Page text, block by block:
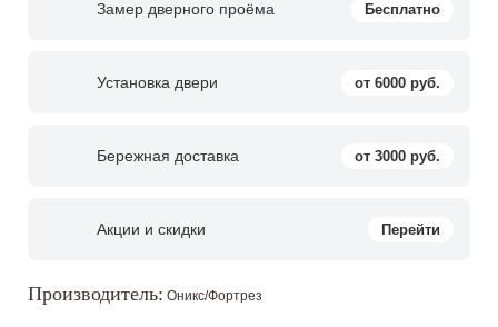
Замер дверного проёма Бесплатно
Установка двери от 6000 руб.
Бережная доставка от 3000 руб.
Акции и скидки Перейти
Производитель: Оникс/Фортрез